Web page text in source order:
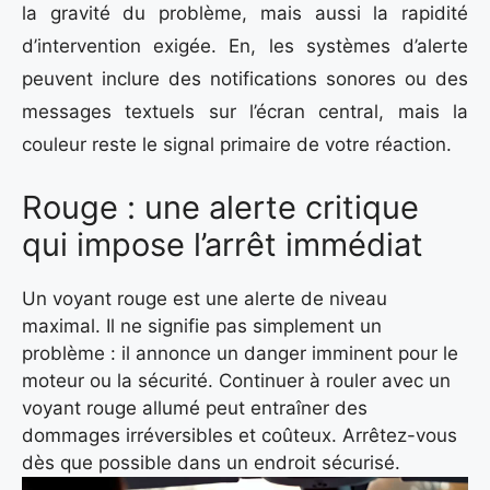
la gravité du problème, mais aussi la rapidité
d’intervention exigée. En, les systèmes d’alerte
peuvent inclure des notifications sonores ou des
messages textuels sur l’écran central, mais la
couleur reste le signal primaire de votre réaction.
Rouge : une alerte critique
qui impose l’arrêt immédiat
Un voyant rouge est une alerte de niveau
maximal. Il ne signifie pas simplement un
problème : il annonce un danger imminent pour le
moteur ou la sécurité. Continuer à rouler avec un
voyant rouge allumé peut entraîner des
dommages irréversibles et coûteux. Arrêtez-vous
dès que possible dans un endroit sécurisé.